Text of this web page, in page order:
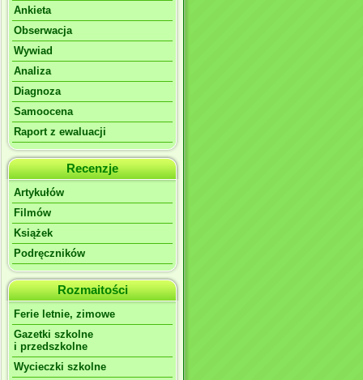
Ankieta
Obserwacja
Wywiad
Analiza
Diagnoza
Samoocena
Raport z ewaluacji
Recenzje
Artykułów
Filmów
Książek
Podręczników
Rozmaitości
Ferie letnie, zimowe
Gazetki szkolne
i przedszkolne
Wycieczki szkolne